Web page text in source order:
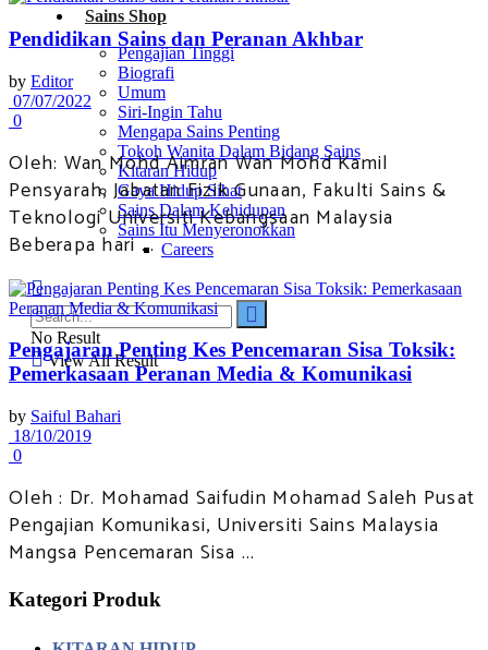
Sains Shop
Pengajian Tinggi
Biografi
Umum
Siri-Ingin Tahu
Mengapa Sains Penting
Tokoh Wanita Dalam Bidang Sains
Kitaran Hidup
Gaya Hidup Sihat
Sains Dalam Kehidupan
Sains Itu Menyeronokkan
Careers
No Result
View All Result
Pendidikan Sains dan Peranan Akhbar
by Editor
07/07/2022
0
Oleh: Wan Mohd Aimran Wan Mohd Kamil
Pensyarah, Jabatan Fizik Gunaan, Fakulti Sains &
Teknologi Universiti Kebangsaan Malaysia
Beberapa hari ...
Pengajaran Penting Kes Pencemaran Sisa Toksik:
Pemerkasaan Peranan Media & Komunikasi
by Saiful Bahari
18/10/2019
0
Oleh : Dr. Mohamad Saifudin Mohamad Saleh Pusat
Pengajian Komunikasi, Universiti Sains Malaysia
Mangsa Pencemaran Sisa ...
Kategori Produk